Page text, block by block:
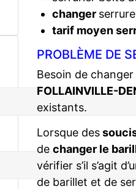
changer serrure
tarif moyen
PROBLÈME DE
Besoin de changer
FOLLAINVILLE-
existants.
Lorsque des
de changer le
vérifier s’il s’agit
de barillet et de